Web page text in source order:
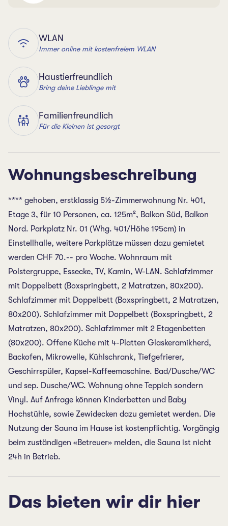
WLAN
Immer online mit kostenfreiem WLAN
Haustierfreundlich
Bring deine Lieblinge mit
Familienfreundlich
Für die Kleinen ist gesorgt
Wohnungsbeschreibung
**** gehoben, erstklassig 5½-Zimmerwohnung Nr. 401,
Etage 3, für 10 Personen, ca. 125m², Balkon Süd, Balkon
Nord. Parkplatz Nr. 01 (Whg. 401/Höhe 195cm) in
Einstellhalle, weitere Parkplätze müssen dazu gemietet
werden CHF 70.-- pro Woche. Wohnraum mit
Polstergruppe, Essecke, TV, Kamin, W-LAN. Schlafzimmer
mit Doppelbett (Boxspringbett, 2 Matratzen, 80x200).
Schlafzimmer mit Doppelbett (Boxspringbett, 2 Matratzen,
80x200). Schlafzimmer mit Doppelbett (Boxspringbett, 2
Matratzen, 80x200). Schlafzimmer mit 2 Etagenbetten
(80x200). Offene Küche mit 4-Platten Glaskeramikherd,
Backofen, Mikrowelle, Kühlschrank, Tiefgefrierer,
Geschirrspüler, Kapsel-Kaffeemaschine. Bad/Dusche/WC
und sep. Dusche/WC. Wohnung ohne Teppich sondern
Vinyl. Auf Anfrage können Kinderbetten und Baby
Hochstühle, sowie Zewidecken dazu gemietet werden. Die
Nutzung der Sauna im Hause ist kostenpflichtig. Vorgängig
beim zuständigen «Betreuer» melden, die Sauna ist nicht
24h in Betrieb.
Das bieten wir dir hier